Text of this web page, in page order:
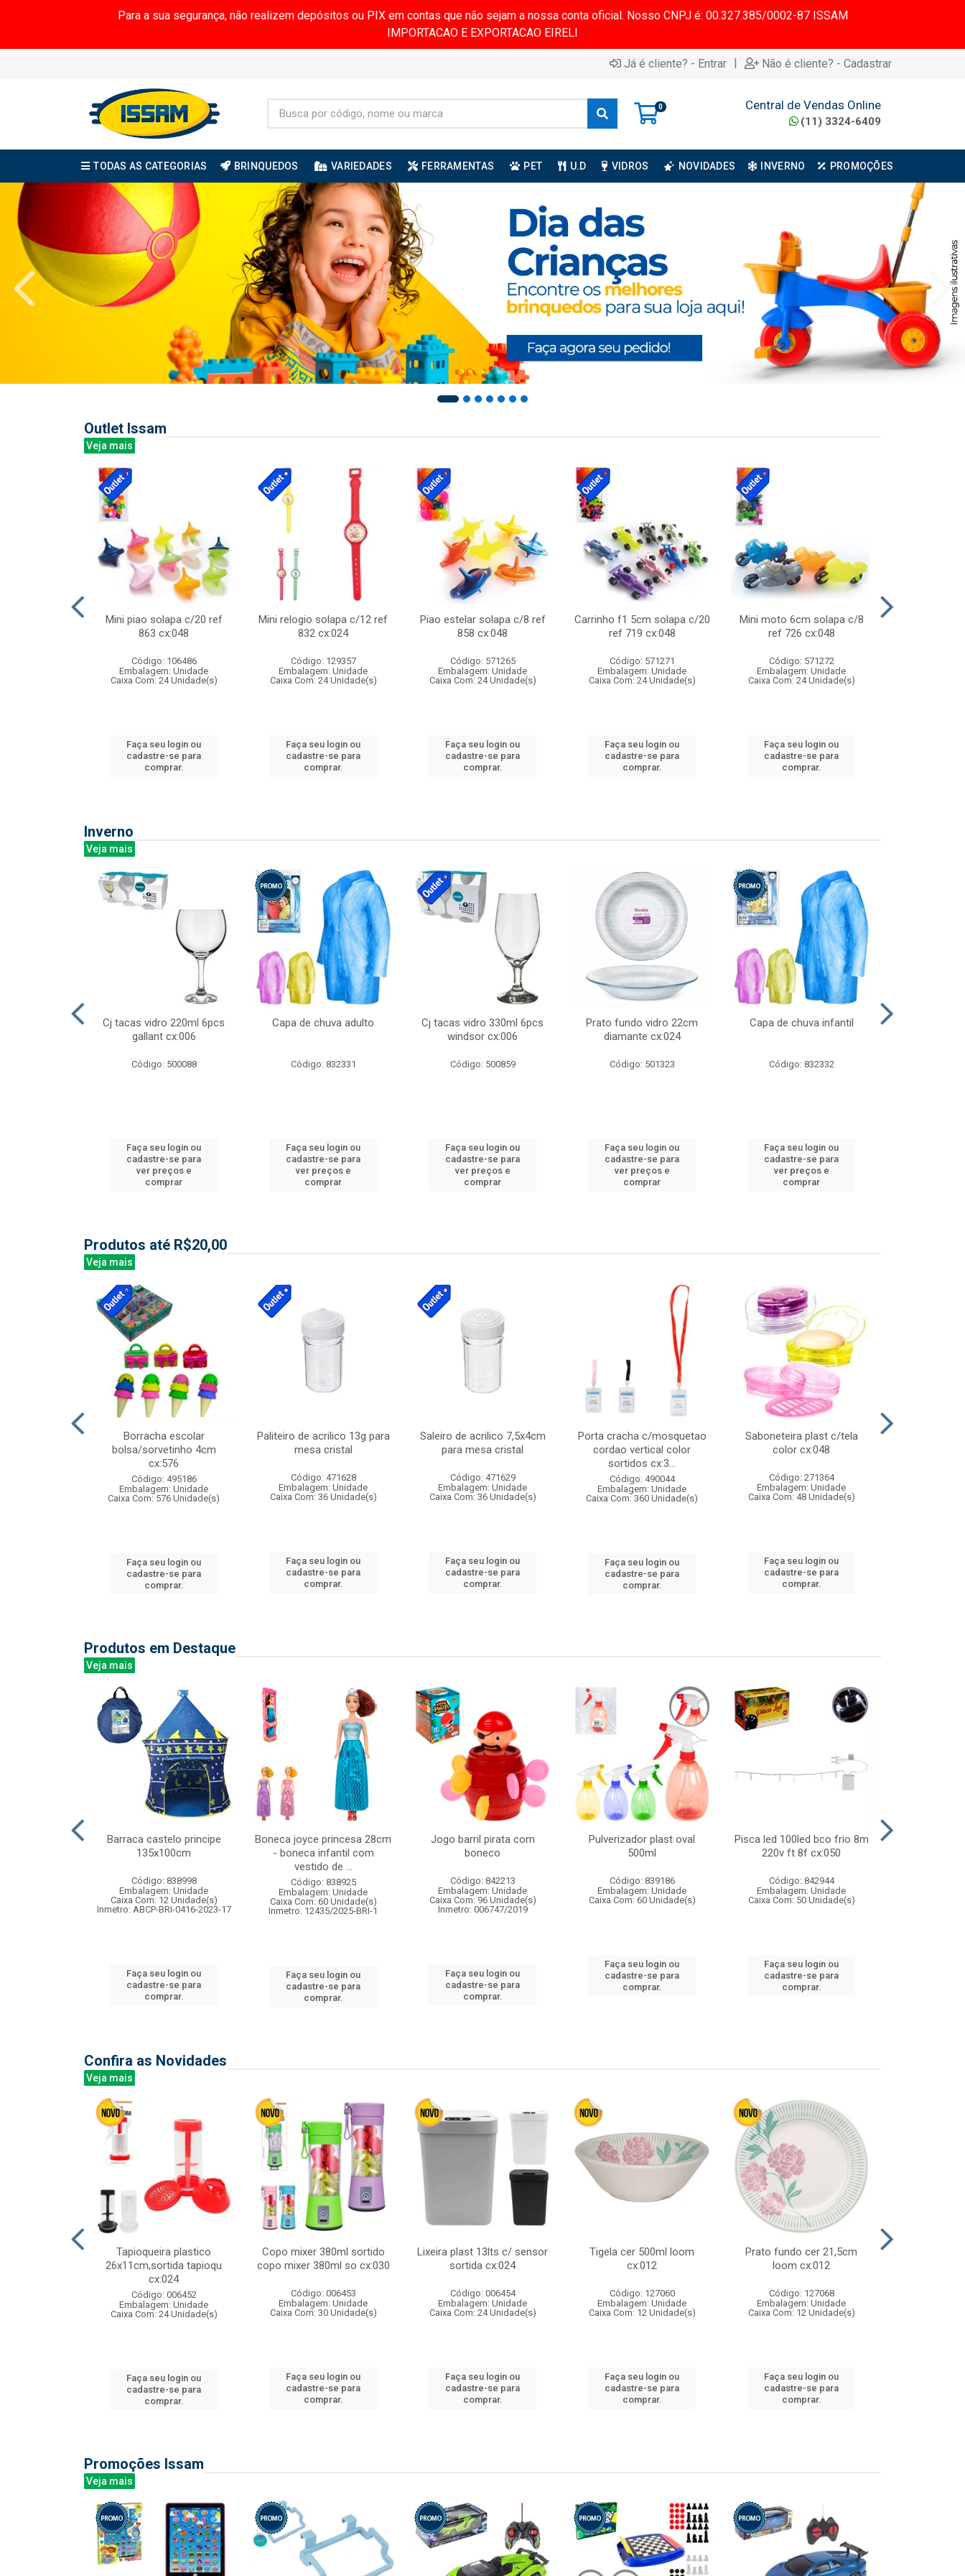
Para a sua segurança, não realizem depósitos ou PIX em contas que não sejam a nossa conta oficial. Nosso CNPJ é: 00.327.385/0002-87 ISSAM
IMPORTACAO E EXPORTACAO EIRELI
Já é cliente? - Entrar | Não é cliente? - Cadastrar
0 Central de Vendas Online
(11) 3324-6409
TODAS AS CATEGORIAS BRINQUEDOS VARIEDADES FERRAMENTAS PET U.D VIDROS NOVIDADES INVERNO PROMOÇÕES
Outlet Issam
Veja mais
Mini piao solapa c/20 ref
863 cx:048
Código: 106486
Embalagem: Unidade
Caixa Com: 24 Unidade(s)
Faça seu login ou
cadastre-se para
comprar.
Mini relogio solapa c/12 ref
832 cx:024
Código: 129357
Embalagem: Unidade
Caixa Com: 24 Unidade(s)
Faça seu login ou
cadastre-se para
comprar.
Piao estelar solapa c/8 ref
858 cx:048
Código: 571265
Embalagem: Unidade
Caixa Com: 24 Unidade(s)
Faça seu login ou
cadastre-se para
comprar.
Carrinho f1 5cm solapa c/20
ref 719 cx:048
Código: 571271
Embalagem: Unidade
Caixa Com: 24 Unidade(s)
Faça seu login ou
cadastre-se para
comprar.
Mini moto 6cm solapa c/8
ref 726 cx:048
Código: 571272
Embalagem: Unidade
Caixa Com: 24 Unidade(s)
Faça seu login ou
cadastre-se para
comprar.
Inverno
Veja mais
Cj tacas vidro 220ml 6pcs
gallant cx:006
Código: 500088
Faça seu login ou
cadastre-se para
ver preços e
comprar
Capa de chuva adulto
Código: 832331
Faça seu login ou
cadastre-se para
ver preços e
comprar
Cj tacas vidro 330ml 6pcs
windsor cx:006
Código: 500859
Faça seu login ou
cadastre-se para
ver preços e
comprar
Prato fundo vidro 22cm
diamante cx:024
Código: 501323
Faça seu login ou
cadastre-se para
ver preços e
comprar
Capa de chuva infantil
Código: 832332
Faça seu login ou
cadastre-se para
ver preços e
comprar
Produtos até R$20,00
Veja mais
Borracha escolar
bolsa/sorvetinho 4cm
cx:576
Código: 495186
Embalagem: Unidade
Caixa Com: 576 Unidade(s)
Faça seu login ou
cadastre-se para
comprar.
Paliteiro de acrilico 13g para
mesa cristal
Código: 471628
Embalagem: Unidade
Caixa Com: 36 Unidade(s)
Faça seu login ou
cadastre-se para
comprar.
Saleiro de acrilico 7,5x4cm
para mesa cristal
Código: 471629
Embalagem: Unidade
Caixa Com: 36 Unidade(s)
Faça seu login ou
cadastre-se para
comprar.
Porta cracha c/mosquetao
cordao vertical color
sortidos cx:3...
Código: 490044
Embalagem: Unidade
Caixa Com: 360 Unidade(s)
Faça seu login ou
cadastre-se para
comprar.
Saboneteira plast c/tela
color cx:048
Código: 271364
Embalagem: Unidade
Caixa Com: 48 Unidade(s)
Faça seu login ou
cadastre-se para
comprar.
Produtos em Destaque
Veja mais
Barraca castelo principe
135x100cm
Código: 838998
Embalagem: Unidade
Caixa Com: 12 Unidade(s)
Inmetro: ABCP-BRI-0416-2023-17
Faça seu login ou
cadastre-se para
comprar.
Boneca joyce princesa 28cm
- boneca infantil com
vestido de ...
Código: 838925
Embalagem: Unidade
Caixa Com: 60 Unidade(s)
Inmetro: 12435/2025-BRI-1
Faça seu login ou
cadastre-se para
comprar.
Jogo barril pirata com
boneco
Código: 842213
Embalagem: Unidade
Caixa Com: 96 Unidade(s)
Inmetro: 006747/2019
Faça seu login ou
cadastre-se para
comprar.
Pulverizador plast oval
500ml
Código: 839186
Embalagem: Unidade
Caixa Com: 60 Unidade(s)
Faça seu login ou
cadastre-se para
comprar.
Pisca led 100led bco frio 8m
220v ft 8f cx:050
Código: 842944
Embalagem: Unidade
Caixa Com: 50 Unidade(s)
Faça seu login ou
cadastre-se para
comprar.
Confira as Novidades
Veja mais
Tapioqueira plastico
26x11cm,sortida tapioqu
cx:024
Código: 006452
Embalagem: Unidade
Caixa Com: 24 Unidade(s)
Faça seu login ou
cadastre-se para
comprar.
Copo mixer 380ml sortido
copo mixer 380ml so cx:030
Código: 006453
Embalagem: Unidade
Caixa Com: 30 Unidade(s)
Faça seu login ou
cadastre-se para
comprar.
Lixeira plast 13lts c/ sensor
sortida cx:024
Código: 006454
Embalagem: Unidade
Caixa Com: 24 Unidade(s)
Faça seu login ou
cadastre-se para
comprar.
Tigela cer 500ml loom
cx:012
Código: 127060
Embalagem: Unidade
Caixa Com: 12 Unidade(s)
Faça seu login ou
cadastre-se para
comprar.
Prato fundo cer 21,5cm
loom cx:012
Código: 127068
Embalagem: Unidade
Caixa Com: 12 Unidade(s)
Faça seu login ou
cadastre-se para
comprar.
Promoções Issam
Veja mais